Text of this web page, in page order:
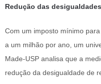
Redução das desigualdades
Com um imposto mínimo
a um milhão por ano, um
Made-USP analisa que a
redução da desigualdade de